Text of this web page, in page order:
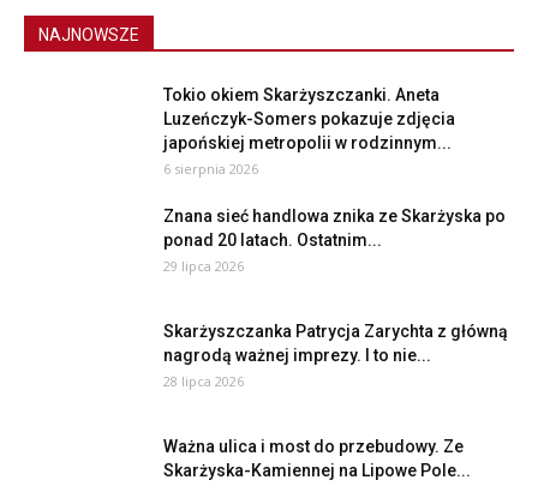
NAJNOWSZE
Tokio okiem Skarżyszczanki. Aneta
Luzeńczyk-Somers pokazuje zdjęcia
japońskiej metropolii w rodzinnym...
6 sierpnia 2026
Znana sieć handlowa znika ze Skarżyska po
ponad 20 latach. Ostatnim...
29 lipca 2026
Skarżyszczanka Patrycja Zarychta z główną
nagrodą ważnej imprezy. I to nie...
28 lipca 2026
Ważna ulica i most do przebudowy. Ze
Skarżyska-Kamiennej na Lipowe Pole...